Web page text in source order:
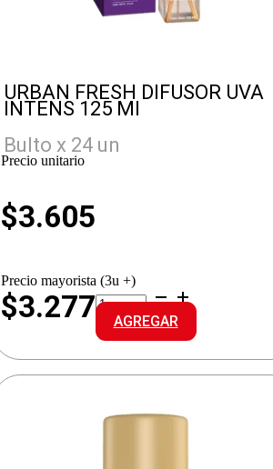
URBAN FRESH DIFUSOR UVA
INTENS 125 Ml
Bulto x 24 un
Precio unitario
$3.605
Precio mayorista (3u +)
$3.277URBAN
FRESH
DIFUSOR
UVA
INTENS
cantidad
AGREGAR